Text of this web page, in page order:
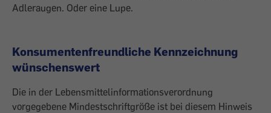
Adleraugen. Oder eine Lupe.
Konsumentenfreundliche Kennzeichnung
wünschenswert
Die in der Lebensmittelinformationsverordnung
vorgegebene Mindestschriftgröße ist bei diesem Hinweis